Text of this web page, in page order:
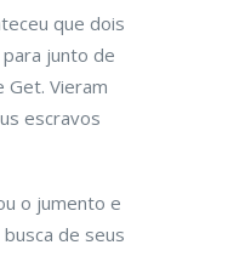
que dois
junto de
Get. Vieram
escravos
o jumento e
de seus